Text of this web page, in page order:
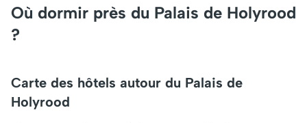
Où dormir près du Palais de Holyrood
?
Carte des hôtels autour du Palais de
Holyrood